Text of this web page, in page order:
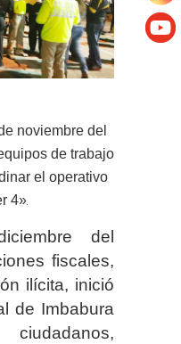
noviembre del
de trabajo
el operativo
4».
del
fiscales,
ilícita, inició
de Imbabura